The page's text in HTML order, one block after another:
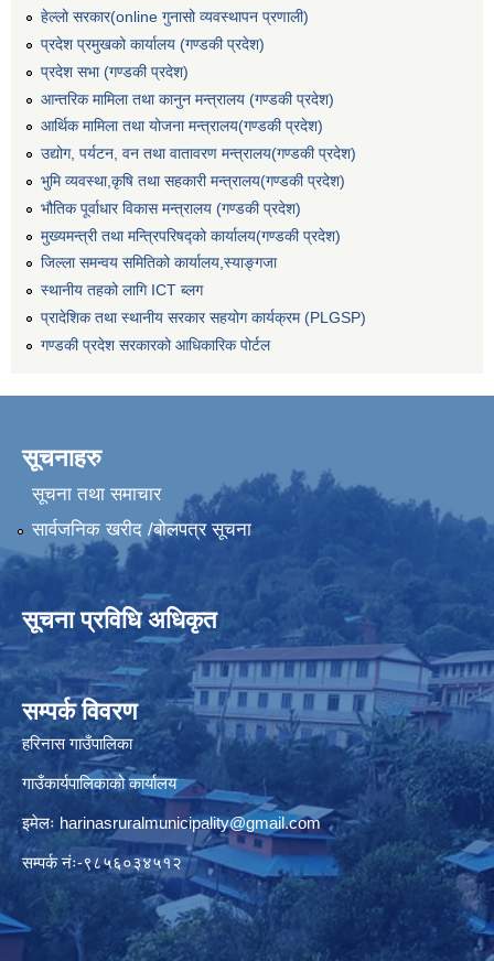
हेल्लो सरकार(online गुनासो व्यवस्थापन प्रणाली)
प्रदेश प्रमुखको कार्यालय (गण्डकी प्रदेश)
प्रदेश सभा (गण्डकी प्रदेश)
आन्तरिक मामिला तथा कानुन मन्त्रालय (गण्डकी प्रदेश)
आर्थिक मामिला तथा योजना मन्त्रालय(गण्डकी प्रदेश)
उद्योग, पर्यटन, वन तथा वातावरण मन्त्रालय(गण्डकी प्रदेश)
भुमि व्यवस्था,कृषि तथा सहकारी मन्त्रालय(गण्डकी प्रदेश)
भौतिक पूर्वाधार विकास मन्त्रालय (गण्डकी प्रदेश)
मुख्यमन्त्री तथा मन्त्रिपरिषद्को कार्यालय(गण्डकी प्रदेश)
जिल्ला समन्वय समितिको कार्यालय,स्याङ्गजा
स्थानीय तहको लागि ICT ब्लग
प्रादेशिक तथा स्थानीय सरकार सहयोग कार्यक्रम (PLGSP)
गण्डकी प्रदेश सरकारको आधिकारिक पोर्टल
सूचनाहरु
सूचना तथा समाचार
सार्वजनिक खरीद /बोलपत्र सूचना
सूचना प्रविधि अधिकृत
सम्पर्क विवरण
हरिनास गाउँपालिका
गाउँकार्यपालिकाको कार्यालय
इमेलः harinasruralmunicipality@gmail.com
सम्पर्क नंः-९८५६०३४५१२